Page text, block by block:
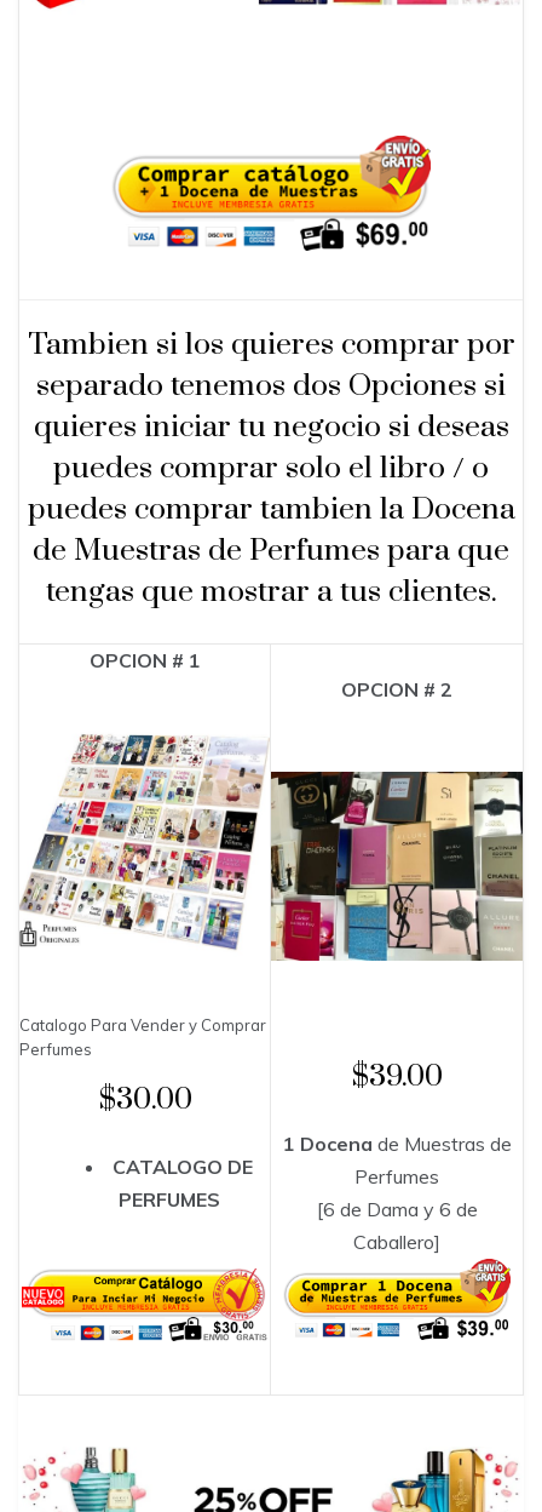
Tambien si los quieres comprar por
separado tenemos dos Opciones si
quieres iniciar tu negocio si deseas
puedes comprar solo el libro / o
puedes comprar tambien la Docena
de Muestras de Perfumes para que
tengas que mostrar a tus clientes.
OPCION # 1
Catalogo Para Vender y Comprar
Perfumes
$30.00
CATALOGO DE
PERFUMES
OPCION # 2
$39.00
1 Docena de Muestras de
Perfumes
[6 de Dama y 6 de
Caballero]